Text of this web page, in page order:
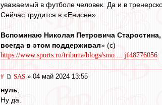
уважаемый в футболе человек. Да и в
Сейчас трудится в «Енисее».
Вспоминаю Николая Петровича
всегда в этом поддерживал» (с)
https://www.sports.ru/tribuna/blogs/smo ... jf48776056
# SAS » 04 май 2024 13:55
нуль
Ну да.